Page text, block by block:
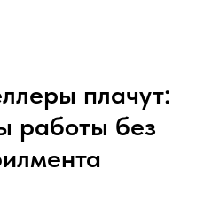
плачут:
работы без